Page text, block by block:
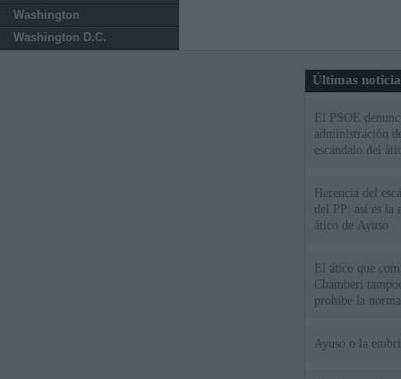
Washington
Washington D.C.
Últimas
El PSOE
administración
escándalo del
Herencia del
del PP: así es la
ático de Ayuso
El ático que
Chamberí
prohíbe la
Ayuso o la